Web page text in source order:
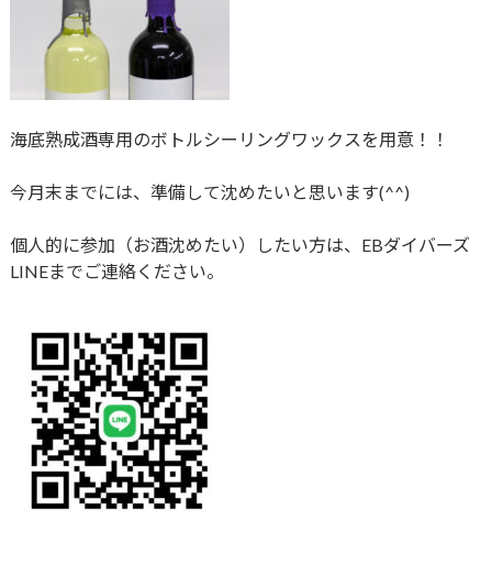
海底熟成酒専用のボトルシーリングワックスを用意！！
今月末までには、準備して沈めたいと思います(^^)
個人的に参加（お酒沈めたい）したい方は、EBダイバーズ
LINEまでご連絡ください。